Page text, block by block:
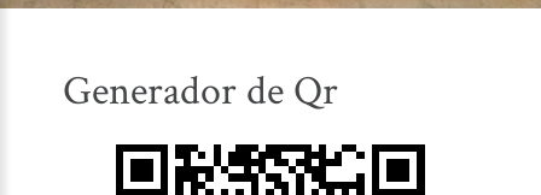
Generador de Qr